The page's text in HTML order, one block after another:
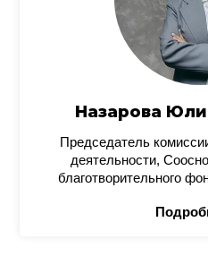
Назарова
Председатель
деятельности,
благотворительного